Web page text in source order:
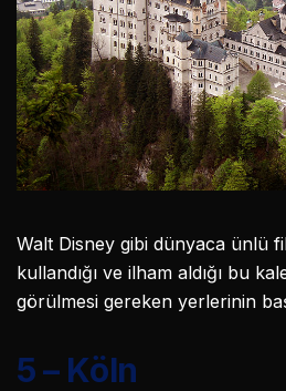
Walt Disney gibi dünyaca ünlü
kullandığı ve ilham aldığı bu
görülmesi gereken yerlerinin
5 – Köln